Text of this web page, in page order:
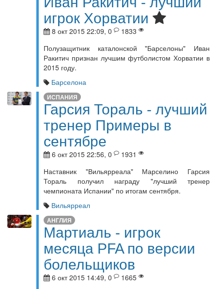
игрок Хорватии
8 окт 2015 22:09, 0
1833
Полузащитник каталонской "Барселоны" Иван
Ракитич признан лучшим футболистом Хорватии в
2015 году.
Барселона
ИСПАНИЯ
Гарсия Тораль - лучший
тренер Примеры в
сентябре
6 окт 2015 22:56, 0
1931
Наставник "Вильярреала" Марселино Гарсия
Тораль получил награду "лучший тренер
чемпионата Испании" по итогам сентября.
Вильярреал
АНГЛИЯ
Мартиаль - игрок
месяца PFA по версии
болельщиков
6 окт 2015 14:49, 0
1665